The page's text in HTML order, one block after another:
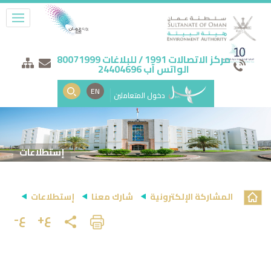
مركز الاتصالات 1991 / للبلاغات 80071999
الواتس آب 24404696
دخول المتعاملين EN
إستطلاعات
المشاركة الإلكترونية شارك معنا إستطلاعات
ع+ ع-